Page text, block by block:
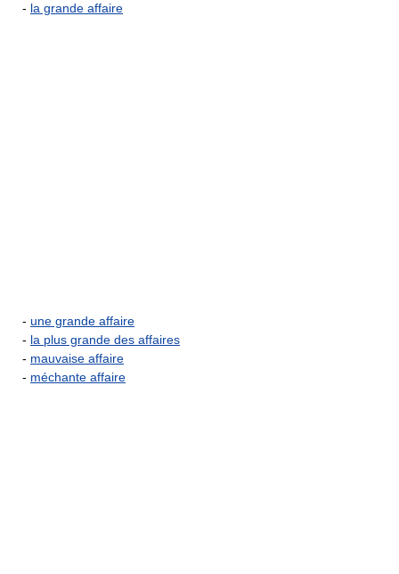
- la grande affaire
- une grande affaire
- la plus grande des affaires
- mauvaise affaire
- méchante affaire